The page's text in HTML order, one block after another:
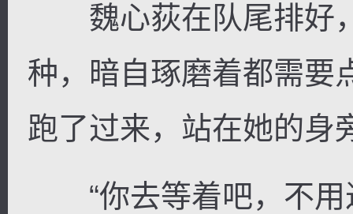
魏心荻在队尾排好
种，暗自琢磨着都需要
跑了过来，站在她的身
“你去等着吧，不用